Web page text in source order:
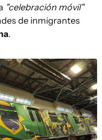
"celebración móvil"
de inmigrantes
.